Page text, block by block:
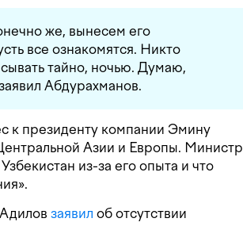
же, вынесем его
все ознакомятся. Никто
тайно, ночью. Думаю,
Абдурахманов.
к президенту компании Эмину
Азии и Европы. Министр
из-за его опыта и что
заявил об отсутствии